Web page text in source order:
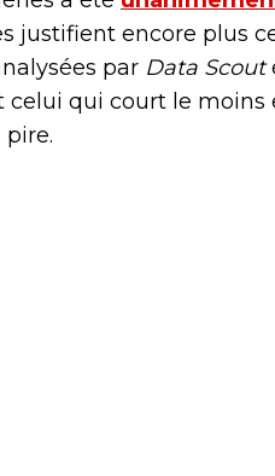
justifient encore plus
par Data Scout
celui qui court le moins
pire.